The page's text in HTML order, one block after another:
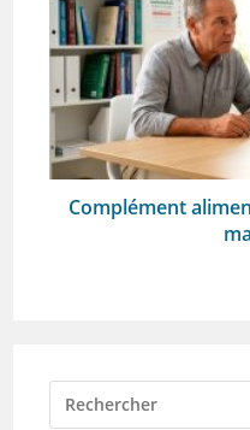
Complément